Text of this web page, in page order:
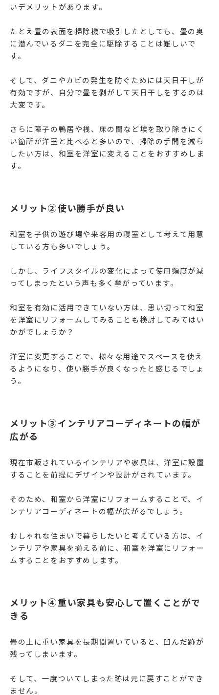
いデメリットがあります。
たとえ畳の表面を掃除機で吸引したとしても、畳の奥
に潜んでいるダニを完全に駆除することは難しいで
す。
そして、ダニやカビの発生を防ぐためには天日干しが
有効ですが、自分で畳を剥がして天日干しをするのは
大変です。
さらに障子の鴨居や桟、床の間など埃を取り除きにく
い箇所が洋室と比べると多いので、掃除の手間を減ら
したい方は、和室を洋室に変えることをおすすめしま
す。
メリット②使い勝手が良い
和室を子供の遊び場や来客用の寝室として考えて用意
している方も多いでしょう。
しかし、ライフスタイルの変化によって使用頻度が減
ってしまったという声も多く挙がっています。
和室を有効に活用できていない方は、思い切って和室
を洋室にリフォームしてみることも検討してみてはい
かがでしょうか？
洋室に変更することで、様々な用途でスペースを使え
るようになり、使い勝手が良くなったと感じるでしょ
う。
メリット③インテリアコーディネートの幅が
広がる
現在市販されているインテリアや家具は、洋室に設置
することを前提にデザインや設計がされています。
そのため、和室から洋室にリフォームすることで、イ
ンテリアコーディネートの幅が広がるでしょう。
おしゃれな住まいで暮らしたいと考えている方は、イ
ンテリアや家具を揃える前に、和室を洋室にリフォー
ムすることをおすすめします。
メリット④重い家具も安心して置くことがで
きる
畳の上に重い家具を長期間置いていると、凹んだ跡が
残ってしまいます。
そして、一度ついてしまった跡は元に戻すことができ
ません。